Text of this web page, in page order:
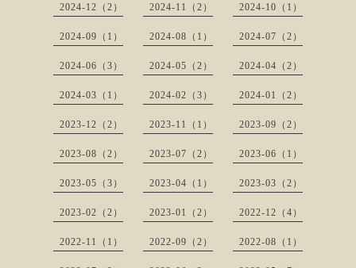
2024-12（2） 2024-11（2） 2024-10（1）
2024-09（1） 2024-08（1） 2024-07（2）
2024-06（3） 2024-05（2） 2024-04（2）
2024-03（1） 2024-02（3） 2024-01（2）
2023-12（2） 2023-11（1） 2023-09（2）
2023-08（2） 2023-07（2） 2023-06（1）
2023-05（3） 2023-04（1） 2023-03（2）
2023-02（2） 2023-01（2） 2022-12（4）
2022-11（1） 2022-09（2） 2022-08（1）